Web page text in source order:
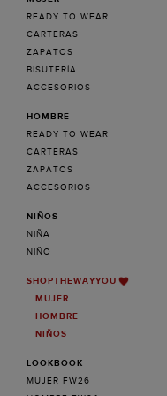
READY TO WEAR
CARTERAS
ZAPATOS
BISUTERÍA
ACCESORIOS
HOMBRE
READY TO WEAR
CARTERAS
ZAPATOS
ACCESORIOS
NIÑOS
NIÑA
NIÑO
SHOPTHEWAYYOU
MUJER
HOMBRE
NIÑOS
LOOKBOOK
MUJER FW26